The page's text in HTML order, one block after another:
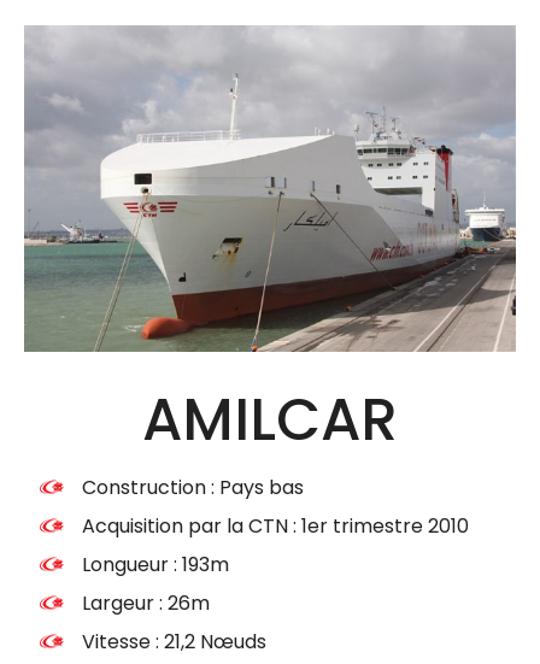
AMILCAR
Construction : Pays bas
Acquisition par la CTN : 1er trimestre 2010
Longueur : 193m
Largeur : 26m
Vitesse : 21,2 Nœuds